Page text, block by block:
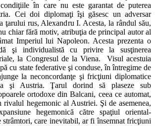
în care nu este garantat de puterea
Cei doi diplomaţi îşi găsesc un adversar
ţarului rus, Alexandru I. Acesta, la rândul său,
chiar fără motiv, atribuţia de principal autor al
Imperiul lui Napoleon. Acesta prezenta o
şi individualistă cu privire la susţinerea
la Congresul de la Viena. Visul acestuia
cu state federative şi conduse, în întregime de
la neconcordanţe şi fricţiuni diplomatice
şi Austria. Ţarul dorind să plaseze sub
ortodoxe din Balcani, ceea ce automat,
rivalul hegemonic al Austriei. Şi de asemenea,
hegemonică către spaţiul oriental-
strâmtori, care inevitabil, ar fi însemnat fricţiuni